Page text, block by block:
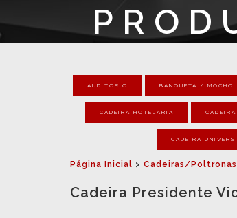
AUDITÓRIO BANQUETA / MOCHO
CADEIRA HOTELARIA
CADEIRA
Página Inicial > Cadeiras/Poltronas
Cadeira Presidente